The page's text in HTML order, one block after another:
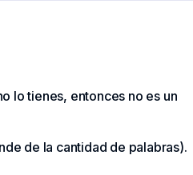
lo tienes, entonces no es un
de la cantidad de palabras).